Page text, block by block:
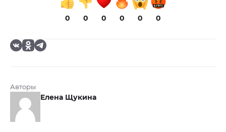
0 0 0 0 0 0
Авторы
Елена Щукина